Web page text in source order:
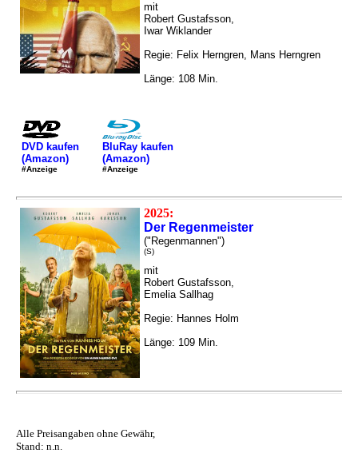
mit
Robert Gustafsson,
Iwar Wiklander
Regie: Felix Herngren, Mans Herngren
Länge: 108 Min.
DVD kaufen
(Amazon)
#Anzeige
BluRay kaufen
(Amazon)
#Anzeige
2025:
Der Regenmeister
("Regenmannen")
(S)
mit
Robert Gustafsson,
Emelia Sallhag
Regie: Hannes Holm
Länge: 109 Min.
Alle Preisangaben ohne Gewähr,
Stand: n.n.